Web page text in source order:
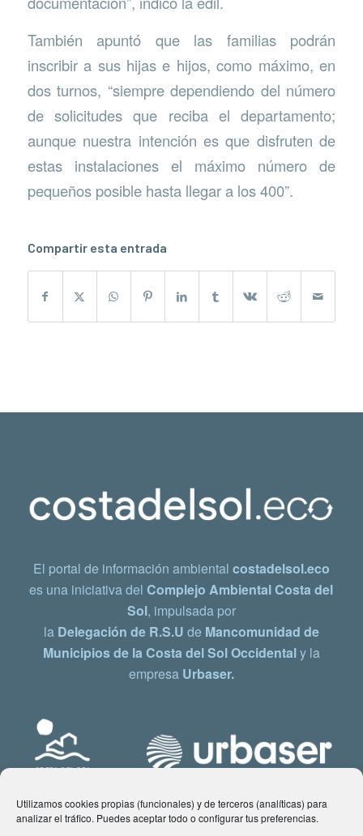
Utilizamos cookies propias (funcionales) y de terceros (analíticas) para
analizar el tráfico. Puedes aceptar todo o configurar tus preferencias.
También apuntó que las familias podrán
inscribir a sus hijas e hijos, como máximo, en
dos turnos, “siempre dependiendo del número
de solicitudes que reciba el departamento;
aunque nuestra intención es que disfruten de
estas instalaciones el máximo número de
pequeños posible hasta llegar a los 400”.
Compartir esta entrada
El portal de información ambiental costadelsol.eco
es una iniciativa delComplejo Ambiental Costa del
Sol, impulsada por
la Delegación de R.S.U de Mancomunidad de
Municipios de la Costa del Sol Occidentaly la
empresa Urbaser.